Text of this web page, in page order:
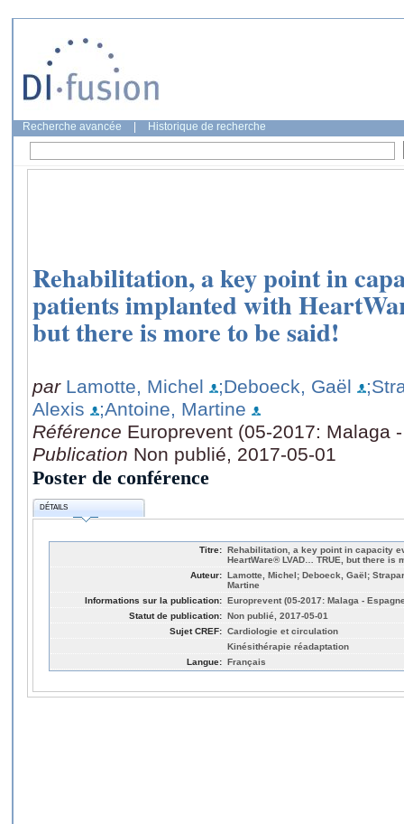
Recherche avancée Historique de recherche
Rehabilitation, a key point in
patients implanted with
but there is more to be said!
par Lamotte, Michel ;Deboeck, Gaël
Alexis
;Antoine, Martine
Référence Europrevent (05-2017: Malaga
Publication Non publié, 2017-05-01
Poster de conférence
DÉTAILS
Titre: Rehabilitation, a key point in capacity
HeartWare® LVAD… TRUE, but there is
Auteur: Lamotte, Michel; Deboeck, Gaël;
Martine
Informations sur la publication: Europrevent (05-2017: Malaga -
Statut de publication: Non publié, 2017-05-01
Sujet CREF: Cardiologie et circulation
Kinésithérapie réadaptation
Langue: Français